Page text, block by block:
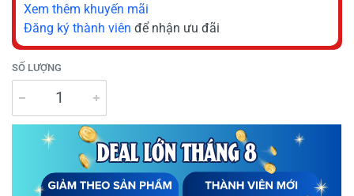
Xem thêm khuyến mãi
Đăng ký thành viên để nhận ưu đãi
SỐ LƯỢNG